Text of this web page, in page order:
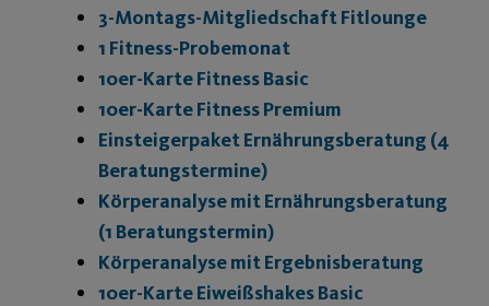
3-Montags-Mitgliedschaft Fitlounge
1 Fitness-Probemonat
10er-Karte Fitness Basic
10er-Karte Fitness Premium
Einsteigerpaket Ernährungsberatung (4
Beratungstermine)
Körperanalyse mit Ernährungsberatung
(1 Beratungstermin)
Körperanalyse mit Ergebnisberatung
10er-Karte Eiweißshakes Basic